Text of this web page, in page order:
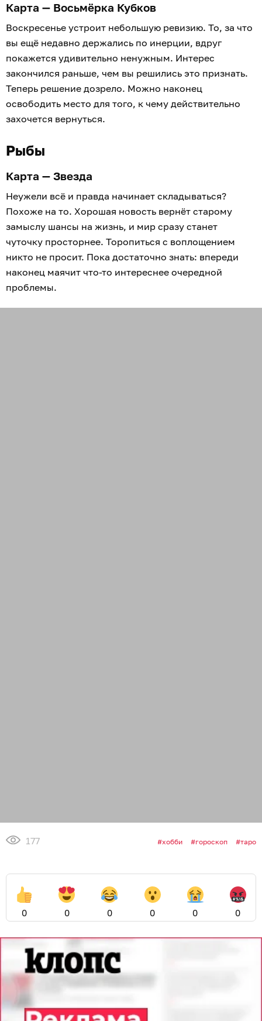
Карта — Восьмёрка Кубков
Воскресенье устроит небольшую ревизию. То, за что
вы ещё недавно держались по инерции, вдруг
покажется удивительно ненужным. Интерес
закончился раньше, чем вы решились это признать.
Теперь решение дозрело. Можно наконец
освободить место для того, к чему действительно
захочется вернуться.
Рыбы
Карта — Звезда
Неужели всё и правда начинает складываться?
Похоже на то. Хорошая новость вернёт старому
замыслу шансы на жизнь, и мир сразу станет
чуточку просторнее. Торопиться с воплощением
никто не просит. Пока достаточно знать: впереди
наконец маячит что-то интереснее очередной
проблемы.
177 хобби гороскоп таро
0 0 0 0 0 0